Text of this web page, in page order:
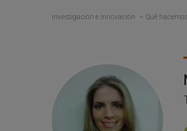
Investigación e Innovación Qué hacemos